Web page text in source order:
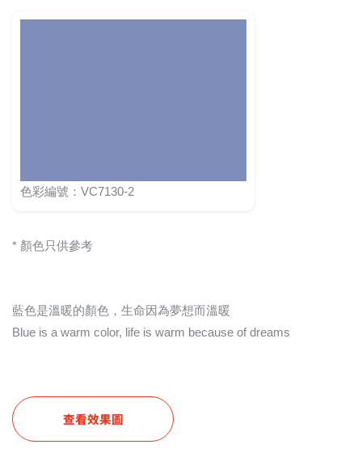
色彩編號：VC7130-2
* 顏色只供參考
藍色是溫暖的顏色，生命因為夢想而溫暖
Blue is a warm color, life is warm because of dreams
查看效果圖